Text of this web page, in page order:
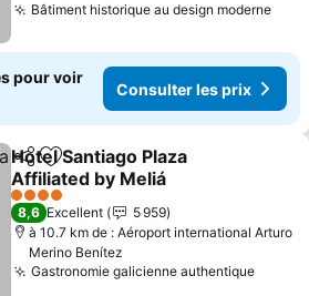
Bâtiment historique au design moderne
pour voir
Consulter les prix
PartagerAjouter à mes favoris
Hotel Santiago Plaza
Affiliated by Meliá
4 Étoiles
8,6 Excellent
5 959
à 10.7 km de : Aéroport international Arturo
Merino Benítez
Gastronomie galicienne authentique